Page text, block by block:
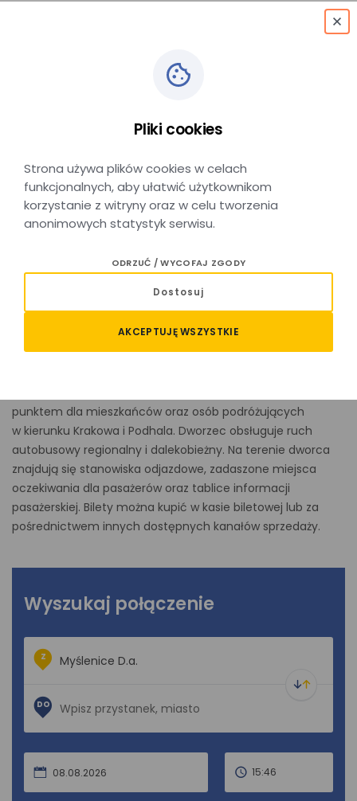
Myślenice D.a.
Dworzec autobusowy Myślenice
Dworzec autobusowy Myślenice D.A. położony jest
w Myślenicach, w powiecie myślenickim, w południowej
części województwa małopolskiego. Znajduje się
punktem dla mieszkańców oraz osób podróżujących
w kierunku Krakowa i Podhala. Dworzec obsługuje ruch
autobusowy regionalny i dalekobieżny. Na terenie dworca
znajdują się stanowiska odjazdowe, zadaszone miejsca
oczekiwania dla pasażerów oraz tablice informacji
pasażerskiej. Bilety można kupić w kasie biletowej lub za
pośrednictwem innych dostępnych kanałów sprzedaży.
Wyszukaj połączenie
Z
DO
08.08.2026 15:46
Pliki cookies
Strona używa plików cookies w celach
funkcjonalnych, aby ułatwić użytkownikom
korzystanie z witryny oraz w celu tworzenia
anonimowych statystyk serwisu.
ODRZUĆ / WYCOFAJ ZGODY
Dostosuj
AKCEPTUJĘ WSZYSTKIE